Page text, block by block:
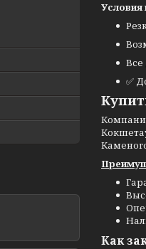
Условия
Все
✅
Как